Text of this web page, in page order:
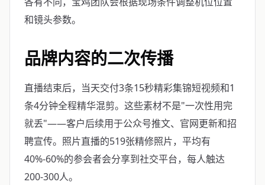
和镜头参数。
品牌内容的二次传播
直播结束后，当天交付3条15秒精彩集锦短视频和1
条4分钟全程精华混剪。这些素材不是"一次性用完
就丢"——客户后续用于公众号推文、官网更新和招
聘宣传。照片直播的519张精修照片，平均有
40%-60%的参会者会分享到社交平台，每人触达
200-300人。